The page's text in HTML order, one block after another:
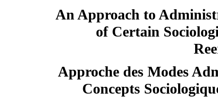
An Approach to
of Certain
Approche des Modes
Concepts